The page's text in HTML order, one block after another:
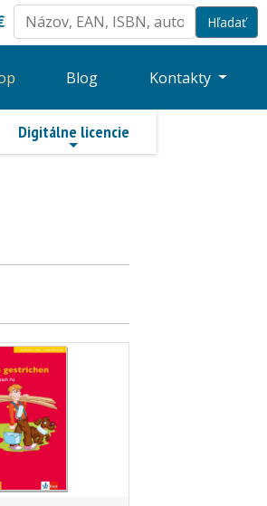
Blog Kontakty
Digitálne licencie